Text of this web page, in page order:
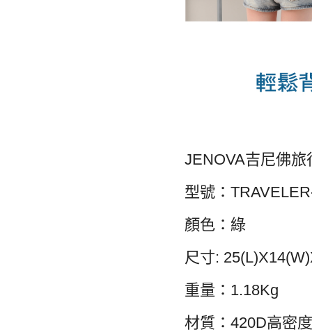
JENOVA吉尼佛
型號：
顏色：綠
尺寸:
重量：1.18Kg
材質：420D高密